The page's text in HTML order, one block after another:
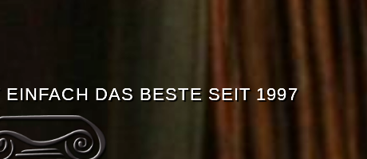
DAS BESTE SEIT 1997